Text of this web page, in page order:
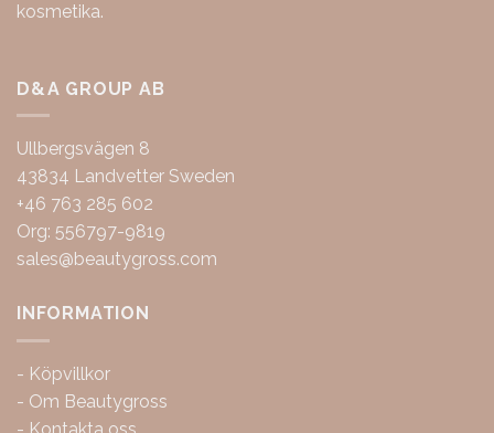
kosmetika.
D&A GROUP AB
Ullbergsvägen 8
43834 Landvetter Sweden
+46 763 285 602
Org: 556797-9819
sales@beautygross.com
INFORMATION
- Köpvillkor
- Om Beautygross